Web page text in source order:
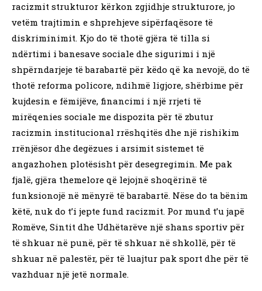
racizmit strukturor kërkon zgjidhje strukturore, jo
vetëm trajtimin e shprehjeve sipërfaqësore të
diskriminimit. Kjo do të thotë gjëra të tilla si
ndërtimi i banesave sociale dhe sigurimi i një
shpërndarjeje të barabartë për këdo që ka nevojë, do të
thotë reforma policore, ndihmë ligjore, shërbime për
kujdesin e fëmijëve, financimi i një rrjeti të
mirëqenies sociale me dispozita për të zbutur
racizmin institucional rrëshqitës dhe një rishikim
rrënjësor dhe degëzues i arsimit sistemet të
angazhohen plotësisht për desegregimin. Me pak
fjalë, gjëra themelore që lejojnë shoqërinë të
funksionojë në mënyrë të barabartë. Nëse do ta bënim
këtë, nuk do t’i jepte fund racizmit. Por mund t’u japë
Romëve, Sintit dhe Udhëtarëve një shans sportiv për
të shkuar në punë, për të shkuar në shkollë, për të
shkuar në palestër, për të luajtur pak sport dhe për të
vazhduar një jetë normale.